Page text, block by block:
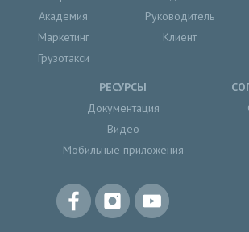
Академия
Маркетинг
Грузотакси
Руководитель
Клиент
РЕСУРСЫ
Документация
Видео
Мобильные приложения